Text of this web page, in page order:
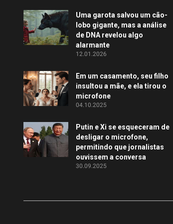
Uma garota salvou um cão-
lobo gigante, mas a análise
de DNA revelou algo
alarmante
12.01.2026
Em um casamento, seu filho
insultou a mãe, e ela tirou o
microfone
04.10.2025
Putin e Xi se esqueceram de
desligar o microfone,
permitindo que jornalistas
ouvissem a conversa
30.09.2025